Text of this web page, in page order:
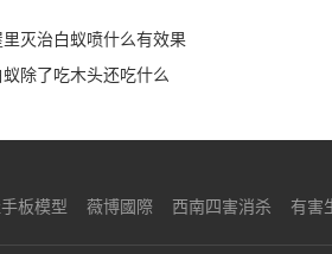
灭治白蚁喷什么有效果
除了吃木头还吃什么
板模型 薇博國際 西南四害消杀 有害